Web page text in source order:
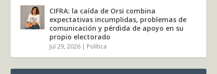
CIFRA: la caída de Orsi combina
expectativas incumplidas, problemas de
comunicación y pérdida de apoyo en su
propio electorado
Jul 29, 2026 | Política